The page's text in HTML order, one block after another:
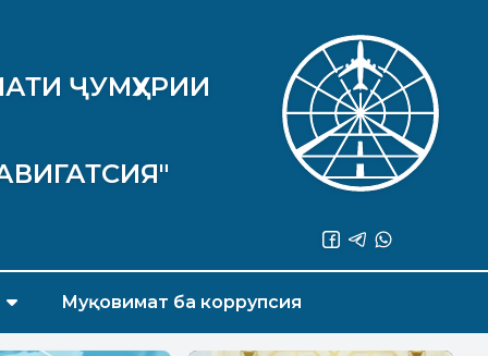
ҶУМҲУРИИ
Муқовимат ба коррупсия